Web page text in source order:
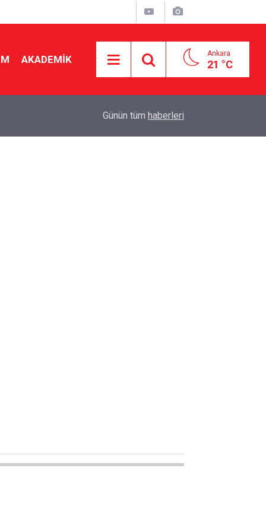
AKADEMİK Ankara
21 °C
Okul bağışı zorunlu mu? Veliler ve okullar karşı
Günün tüm haberleri